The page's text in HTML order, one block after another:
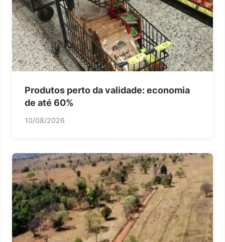
Produtos perto da validade: economia
de até 60%
10/08/2026